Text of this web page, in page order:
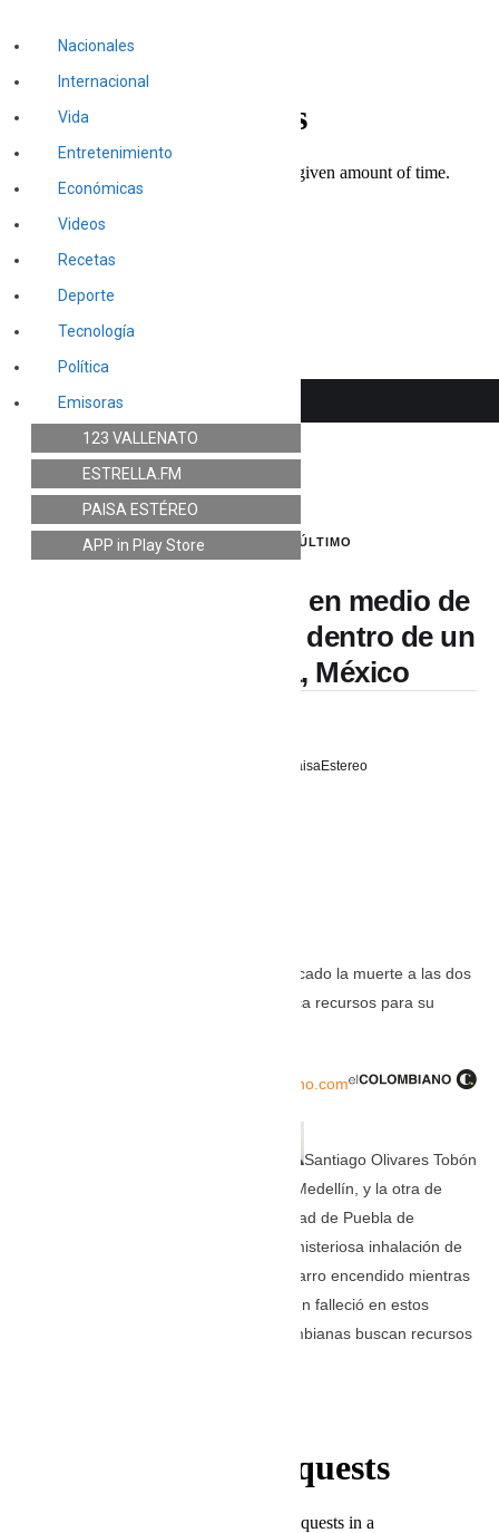
INTERNACIONAL LO ÚLTIMO
Dos paisas murieron en medio de
un extraño accidente dentro de un
motel de Puebla, México
PaisaEstereo
Un aparente descuido les habría provocado la muerte a las dos
mujeres y a un hombre. Su familia busca recursos para su
TOMADO DE: elcolombiano.com
Santiago Olivares Tobón
Dos mujeres, una del barrio Aures, de Medellín, y la otra de
Bello, fallecieron en un motel de la ciudad de Puebla de
Zaragoza, México, por cuenta de una misteriosa inhalación de
gases ocasionada porque dejaron un carro encendido mientras
departían con un hombre, quien también falleció en estos
hechos. Los familiares de las dos colombianas buscan recursos
Nacionales
Internacional
Vida
Entretenimiento
Económicas
Videos
Recetas
Deporte
Tecnología
Política
Emisoras
123 VALLENATO
ESTRELLA.FM
PAISA ESTÉREO
APP in Play Store